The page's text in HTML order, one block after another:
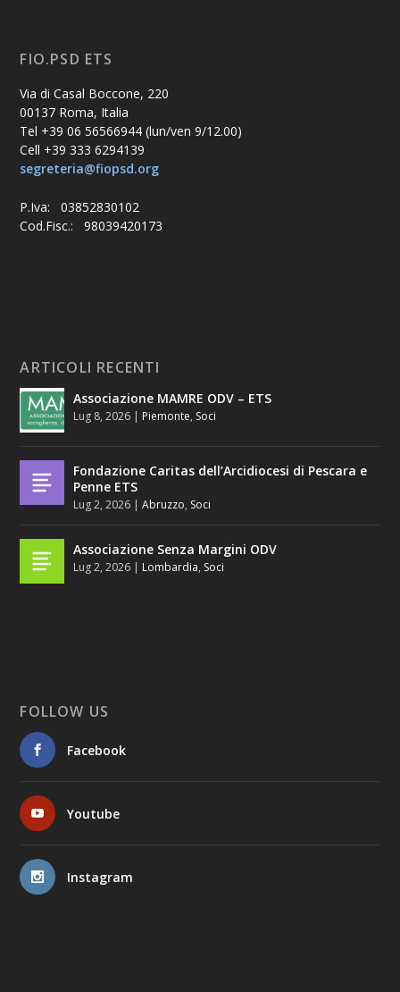
FIO.PSD ETS
Via di Casal Boccone, 220
00137 Roma, Italia
Tel +39 06 56566944 (lun/ven 9/12.00)
Cell +39 333 6294139
segreteria@fiopsd.org
P.Iva: 03852830102
Cod.Fisc.: 98039420173
ARTICOLI RECENTI
Associazione MAMRE ODV – ETS
Lug 8, 2026 | Piemonte, Soci
Fondazione Caritas dell’Arcidiocesi di Pescara e
Penne ETS
Lug 2, 2026 |Abruzzo, Soci
Associazione Senza Margini ODV
Lug 2, 2026 | Lombardia, Soci
FOLLOW US
Facebook
Youtube
Instagram